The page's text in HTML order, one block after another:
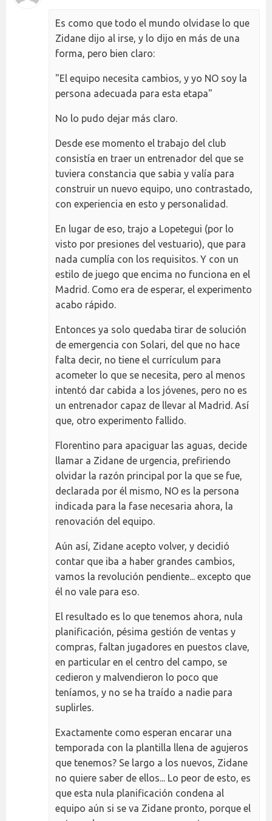
Es como que todo el mundo olvidase lo que
Zidane dijo al irse, y lo dijo en más de una
forma, pero bien claro:
"El equipo necesita cambios, y yo NO soy la
persona adecuada para esta etapa"
No lo pudo dejar más claro.
Desde ese momento el trabajo del club
consistía en traer un entrenador del que se
tuviera constancia que sabia y valía para
construir un nuevo equipo, uno contrastado,
con experiencia en esto y personalidad.
En lugar de eso, trajo a Lopetegui (por lo
visto por presiones del vestuario), que para
nada cumplía con los requisitos. Y con un
estilo de juego que encima no funciona en el
Madrid. Como era de esperar, el experimento
acabo rápido.
Entonces ya solo quedaba tirar de solución
de emergencia con Solari, del que no hace
falta decir, no tiene el currículum para
acometer lo que se necesita, pero al menos
intentó dar cabida a los jóvenes, pero no es
un entrenador capaz de llevar al Madrid. Así
que, otro experimento fallido.
Florentino para apaciguar las aguas, decide
llamar a Zidane de urgencia, prefiriendo
olvidar la razón principal por la que se fue,
declarada por él mismo, NO es la persona
indicada para la fase necesaria ahora, la
renovación del equipo.
Aún así, Zidane acepto volver, y decidió
contar que iba a haber grandes cambios,
vamos la revolución pendiente... excepto que
él no vale para eso.
El resultado es lo que tenemos ahora, nula
planificación, pésima gestión de ventas y
compras, faltan jugadores en puestos clave,
en particular en el centro del campo, se
cedieron y malvendieron lo poco que
teníamos, y no se ha traído a nadie para
suplirles.
Exactamente como esperan encarar una
temporada con la plantilla llena de agujeros
que tenemos? Se largo a los nuevos, Zidane
no quiere saber de ellos... Lo peor de esto, es
que esta nula planificación condena al
equipo aún si se va Zidane pronto, porque el